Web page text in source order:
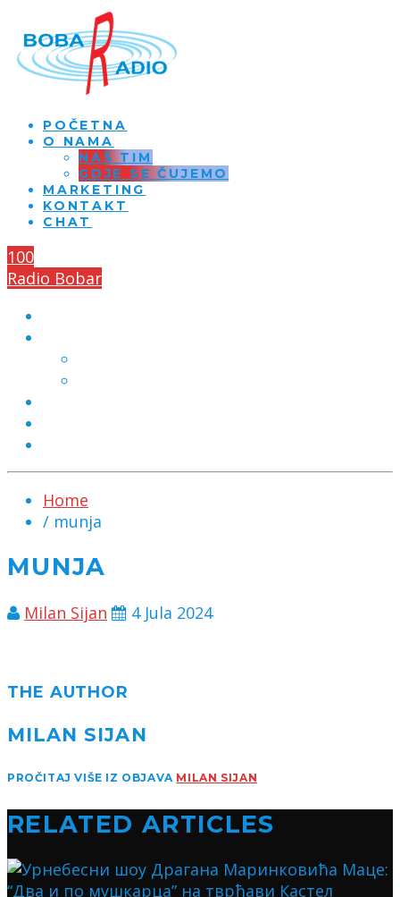
POČETNA
O NAMA
NAŠ TIM
GDJE SE ČUJEMO
MARKETING
KONTAKT
CHAT
100
Radio Bobar
Home
/ munja
MUNJA
Milan Sijan 4 Jula 2024
THE AUTHOR
MILAN SIJAN
PROČITAJ VIŠE IZ OBJAVA MILAN SIJAN
RELATED ARTICLES